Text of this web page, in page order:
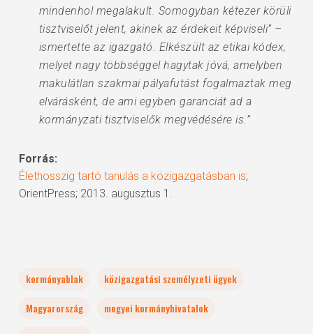
mindenhol megalakult. Somogyban kétezer körüli
tisztviselőt jelent, akinek az érdekeit képviseli” –
ismertette az igazgató. Elkészült az etikai kódex,
melyet nagy többséggel hagytak jóvá, amelyben
makulátlan szakmai pályafutást fogalmaztak meg
elvárásként, de ami egyben garanciát ad a
kormányzati tisztviselők megvédésére is.”
Forrás:
Élethosszig tartó tanulás a közigazgatásban is;
OrientPress; 2013. augusztus 1.
kormányablak
közigazgatási személyzeti ügyek
Magyarország
megyei kormányhivatalok